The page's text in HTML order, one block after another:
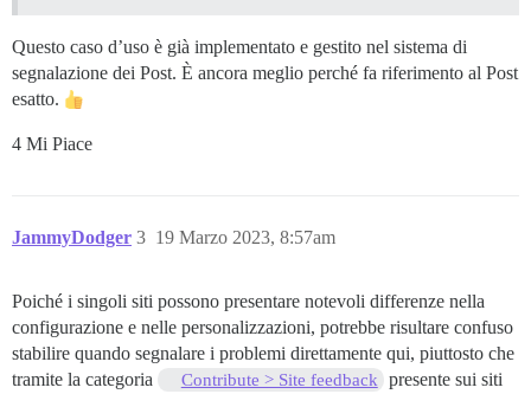
Questo caso d’uso è già implementato e gestito nel sistema di
segnalazione dei Post. È ancora meglio perché fa riferimento al Post
esatto.
4 Mi Piace
JammyDodger 19 Marzo 2023, 8:57am
3
Poiché i singoli siti possono presentare notevoli differenze nella
configurazione e nelle personalizzazioni, potrebbe risultare confuso
stabilire quando segnalare i problemi direttamente qui, piuttosto che
tramite la categoria
Contribute > Site feedback presente sui siti